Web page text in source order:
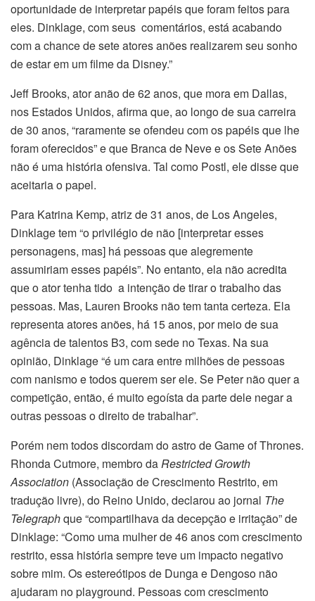
oportunidade de interpretar papéis que foram feitos para
eles. Dinklage, com seus comentários, está acabando
com a chance de sete atores anões realizarem seu sonho
de estar em um filme da Disney.”
Jeff Brooks, ator anão de 62 anos, que mora em Dallas,
nos Estados Unidos, afirma que, ao longo de sua carreira
de 30 anos, “raramente se ofendeu com os papéis que lhe
foram oferecidos” e que Branca de Neve e os Sete Anões
não é uma história ofensiva. Tal como Postl, ele disse que
aceitaria o papel.
Para Katrina Kemp, atriz de 31 anos, de Los Angeles,
Dinklage tem “o privilégio de não [interpretar esses
personagens, mas] há pessoas que alegremente
assumiriam esses papéis”. No entanto, ela não acredita
que o ator tenha tido a intenção de tirar o trabalho das
pessoas. Mas, Lauren Brooks não tem tanta certeza. Ela
representa atores anões, há 15 anos, por meio de sua
agência de talentos B3, com sede no Texas. Na sua
opinião, Dinklage “é um cara entre milhões de pessoas
com nanismo e todos querem ser ele. Se Peter não quer a
competição, então, é muito egoísta da parte dele negar a
outras pessoas o direito de trabalhar”.
Porém nem todos discordam do astro de Game of Thrones.
Rhonda Cutmore, membro daRestricted Growth
Association (Associação de Crescimento Restrito, em
tradução livre), do Reino Unido, declarou ao jornal The
Telegraphque “compartilhava da decepção e irritação” de
Dinklage: “Como uma mulher de 46 anos com crescimento
restrito, essa história sempre teve um impacto negativo
sobre mim. Os estereótipos de Dunga e Dengoso não
ajudaram no playground. Pessoas com crescimento